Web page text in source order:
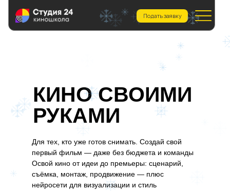
Подать заявку
КИНО СВОИМИ
РУКАМИ
Для тех, кто уже готов снимать. Создай свой
первый фильм — даже без бюджета и команды
Освой кино от идеи до премьеры: сценарий,
съёмка, монтаж, продвижение — плюс
нейросети для визуализации и стиль